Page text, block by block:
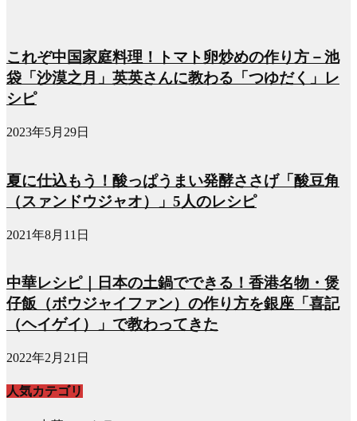
これぞ中国家庭料理！トマト卵炒めの作り方－池
袋「沙漠之月」英英さんに教わる「つゆだく」レ
シピ
2023年5月29日
夏に仕込もう！酸っぱうまい発酵ささげ「酸豆角
（スァンドウジャオ）」5人のレシピ
2021年8月11日
中華レシピ｜日本の土鍋でできる！香港名物・煲
仔飯（ボウジャイファン）の作り方を銀座「喜記
（ヘイゲイ）」で教わってきた
2022年2月21日
人気カテゴリ